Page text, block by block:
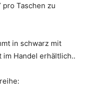
pro Taschen zu
in schwarz mit
Handel erhältlich..